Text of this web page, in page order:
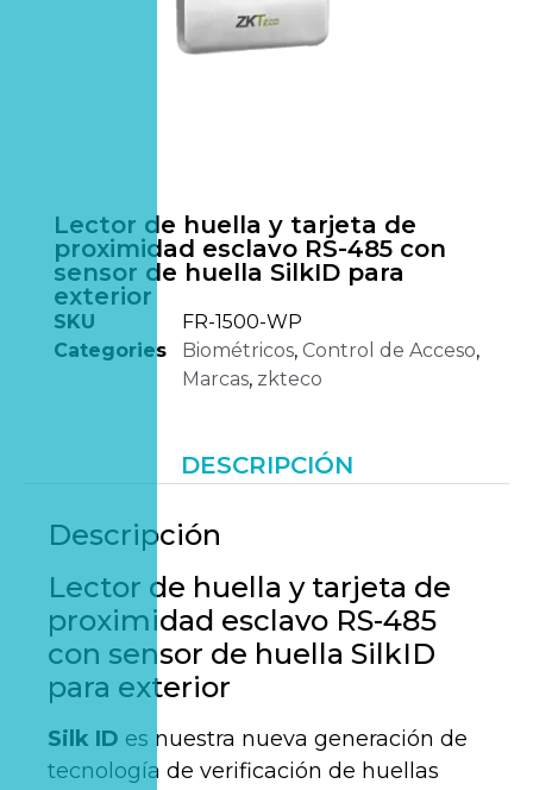
Lector de huella y tarjeta de
proximidad esclavo RS-485 con
sensor de huella SilkID para
exterior
SKU
FR-1500-WP
Categories
Biométricos, Control de Acceso,
Marcas, zkteco
DESCRIPCIÓN
Descripción
Lector de huella y tarjeta de
proximidad esclavo RS-485
con sensor de huella SilkID
para exterior
Silk ID es nuestra nueva generación de
tecnología de verificación de huellas